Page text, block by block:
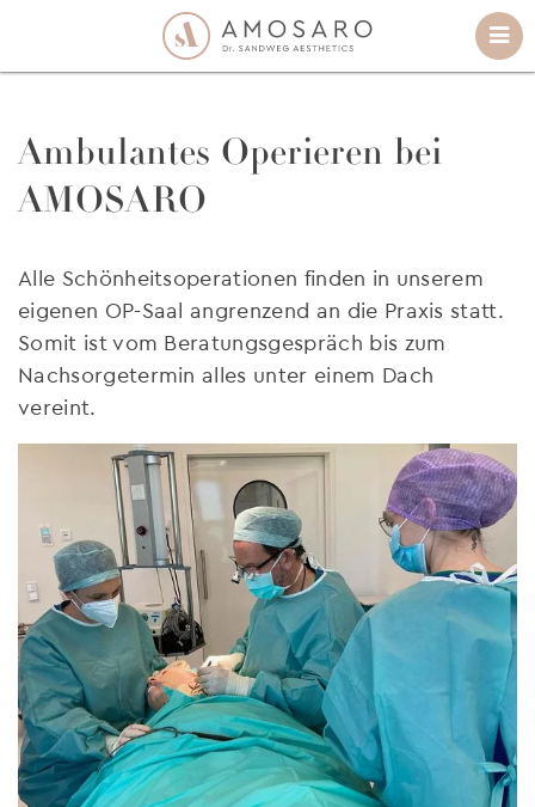
Ambulantes Operieren bei
AMOSARO
Alle Schönheitsoperationen finden in unserem
eigenen OP-Saal angrenzend an die Praxis statt.
Somit ist vom Beratungsgespräch bis zum
Nachsorgetermin alles unter einem Dach
vereint.